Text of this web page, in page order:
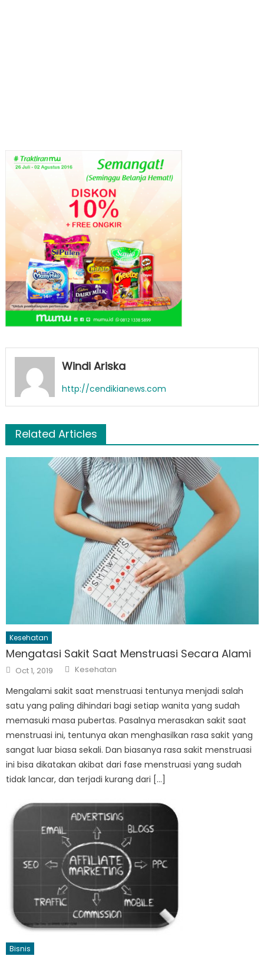
Windi Ariska
http://cendikianews.com
Related Articles
Kesehatan
Mengatasi Sakit Saat Menstruasi Secara Alami
Posted
on
Oct 1, 2019 Author
Kesehatan
Mengalami sakit saat menstruasi tentunya menjadi salah
satu yang paling dihindari bagi setiap wanita yang sudah
memasuki masa pubertas. Pasalnya merasakan sakit saat
menstruasi ini, tentunya akan menghasilkan rasa sakit yang
sangat luar biasa sekali. Dan biasanya rasa sakit menstruasi
ini bisa dikatakan akibat dari fase menstruasi yang sudah
tidak lancar, dan terjadi kurang dari […]
Bisnis